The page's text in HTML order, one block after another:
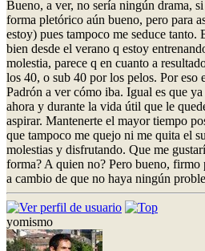
Bueno, a ver, no sería ningún drama,
forma pletórico aún bueno, pero para
estoy) pues tampoco me seduce tanto.
bien desde el verano q estoy
molestia, parece q en cuanto a
los 40, o sub 40 por los pelos. Por eso
Padrón a ver cómo iba. Igual es que
ahora y durante la vida útil que le
aspirar. Mantenerte el mayor tiempo
que tampoco me quejo ni me quita el
molestias y disfrutando. Que me
forma? A quien no? Pero bueno, firmo
a cambio de que no haya ningún
yomismo